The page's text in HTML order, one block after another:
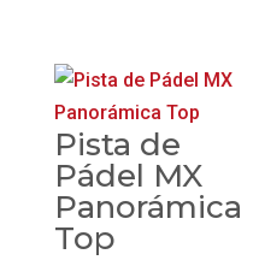
Pista de
Pádel MX
Panorámica
Top